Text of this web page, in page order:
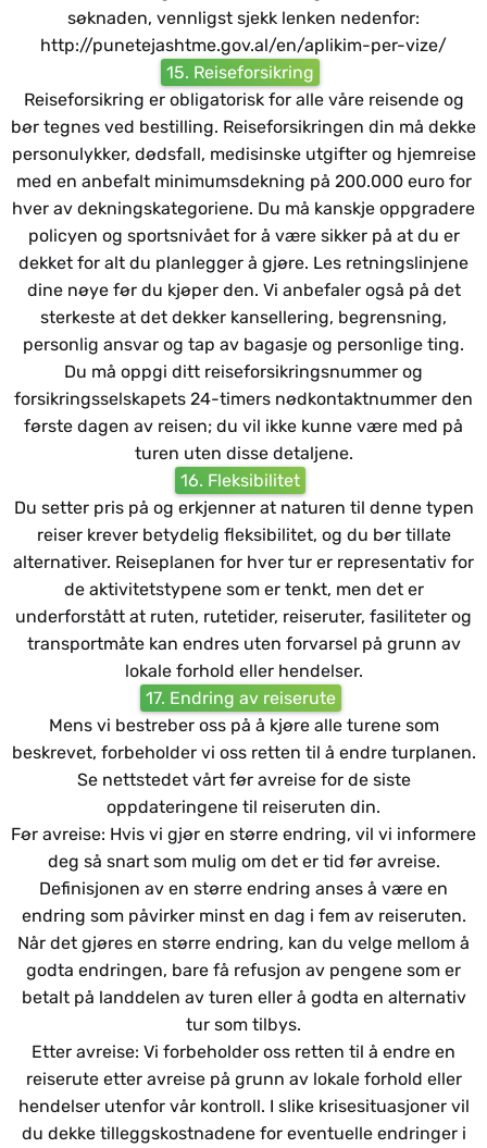
søknaden, vennligst sjekk lenken nedenfor:
http://punetejashtme.gov.al/en/aplikim-per-vize/
15. Reiseforsikring
Reiseforsikring er obligatorisk for alle våre reisende og
bør tegnes ved bestilling. Reiseforsikringen din må dekke
personulykker, dødsfall, medisinske utgifter og hjemreise
med en anbefalt minimumsdekning på 200.000 euro for
hver av dekningskategoriene. Du må kanskje oppgradere
policyen og sportsnivået for å være sikker på at du er
dekket for alt du planlegger å gjøre. Les retningslinjene
dine nøye før du kjøper den. Vi anbefaler også på det
sterkeste at det dekker kansellering, begrensning,
personlig ansvar og tap av bagasje og personlige ting.
Du må oppgi ditt reiseforsikringsnummer og
forsikringsselskapets 24-timers nødkontaktnummer den
første dagen av reisen; du vil ikke kunne være med på
turen uten disse detaljene.
16. Fleksibilitet
Du setter pris på og erkjenner at naturen til denne typen
reiser krever betydelig fleksibilitet, og du bør tillate
alternativer. Reiseplanen for hver tur er representativ for
de aktivitetstypene som er tenkt, men det er
underforstått at ruten, rutetider, reiseruter, fasiliteter og
transportmåte kan endres uten forvarsel på grunn av
lokale forhold eller hendelser.
17. Endring av reiserute
Mens vi bestreber oss på å kjøre alle turene som
beskrevet, forbeholder vi oss retten til å endre turplanen.
Se nettstedet vårt før avreise for de siste
oppdateringene til reiseruten din.
Før avreise: Hvis vi gjør en større endring, vil vi informere
deg så snart som mulig om det er tid før avreise.
Definisjonen av en større endring anses å være en
endring som påvirker minst en dag i fem av reiseruten.
Når det gjøres en større endring, kan du velge mellom å
godta endringen, bare få refusjon av pengene som er
betalt på landdelen av turen eller å godta en alternativ
tur som tilbys.
Etter avreise: Vi forbeholder oss retten til å endre en
reiserute etter avreise på grunn av lokale forhold eller
hendelser utenfor vår kontroll. I slike krisesituasjoner vil
du dekke tilleggskostnadene for eventuelle endringer i